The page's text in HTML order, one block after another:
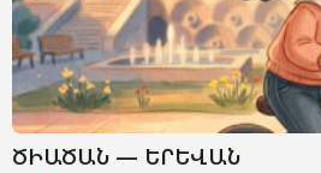
ԾԻԱԾԱՆ — ԵՐԵՎԱՆ